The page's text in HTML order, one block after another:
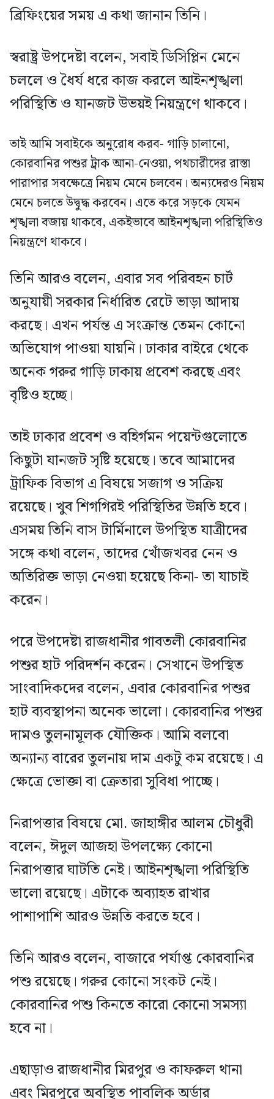
ব্রিফিংয়ের সময় এ কথা জানান তিনি।
স্বরাষ্ট্র উপদেষ্টা বলেন, সবাই ডিসিপ্লিন মেনে
চললে ও ধৈর্য ধরে কাজ করলে আইনশৃঙ্খলা
পরিস্থিতি ও যানজট উভয়ই নিয়ন্ত্রণে থাকবে।
তাই আমি সবাইকে অনুরোধ করব- গাড়ি চালানো,
কোরবানির পশুর ট্রাক আনা-নেওয়া, পথচারীদের রাস্তা
পারাপার সবক্ষেত্রে নিয়ম মেনে চলবেন। অন্যদেরও নিয়ম
মেনে চলতে উদ্বুদ্ধ করবেন। এতে করে সড়কে যেমন
শৃঙ্খলা বজায় থাকবে, একইভাবে আইনশৃঙ্খলা পরিস্থিতিও
নিয়ন্ত্রণে থাকবে।
তিনি আরও বলেন, এবার সব পরিবহন চার্ট
অনুযায়ী সরকার নির্ধারিত রেটে ভাড়া আদায়
করছে। এখন পর্যন্ত এ সংক্রান্ত তেমন কোনো
অভিযোগ পাওয়া যায়নি। ঢাকার বাইরে থেকে
অনেক গরুর গাড়ি ঢাকায় প্রবেশ করছে এবং
বৃষ্টিও হচ্ছে।
তাই ঢাকার প্রবেশ ও বহির্গমন পয়েন্টগুলোতে
কিছুটা যানজট সৃষ্টি হয়েছে। তবে আমাদের
ট্রাফিক বিভাগ এ বিষয়ে সজাগ ও সক্রিয়
রয়েছে। খুব শিগগিরই পরিস্থিতির উন্নতি হবে।
এসময় তিনি বাস টার্মিনালে উপস্থিত যাত্রীদের
সঙ্গে কথা বলেন, তাদের খোঁজখবর নেন ও
অতিরিক্ত ভাড়া নেওয়া হয়েছে কিনা- তা যাচাই
করেন।
পরে উপদেষ্টা রাজধানীর গাবতলী কোরবানির
পশুর হাট পরিদর্শন করেন। সেখানে উপস্থিত
সাংবাদিকদের বলেন, এবার কোরবানির পশুর
হাট ব্যবস্থাপনা অনেক ভালো। কোরবানির পশুর
দামও তুলনামূলক যৌক্তিক। আমি বলবো
অন্যান্য বারের তুলনায় দাম একটু কম রয়েছে। এ
ক্ষেত্রে ভোক্তা বা ক্রেতারা সুবিধা পাচ্ছে।
নিরাপত্তার বিষয়ে মো. জাহাঙ্গীর আলম চৌধুরী
বলেন, ঈদুল আজহা উপলক্ষ্যে কোনো
নিরাপত্তার ঘাটতি নেই। আইনশৃঙ্খলা পরিস্থিতি
ভালো রয়েছে। এটাকে অব্যাহত রাখার
পাশাপাশি আরও উন্নতি করতে হবে।
তিনি আরও বলেন, বাজারে পর্যাপ্ত কোরবানির
পশু রয়েছে। গরুর কোনো সংকট নেই।
কোরবানির পশু কিনতে কারো কোনো সমস্যা
হবে না।
এছাড়াও রাজধানীর মিরপুর ও কাফরুল থানা
এবং মিরপুরে অবস্থিত পাবলিক অর্ডার